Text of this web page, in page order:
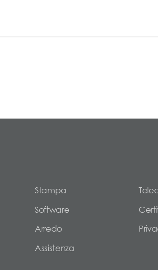
Stampa
Software
Arredo
Assistenza